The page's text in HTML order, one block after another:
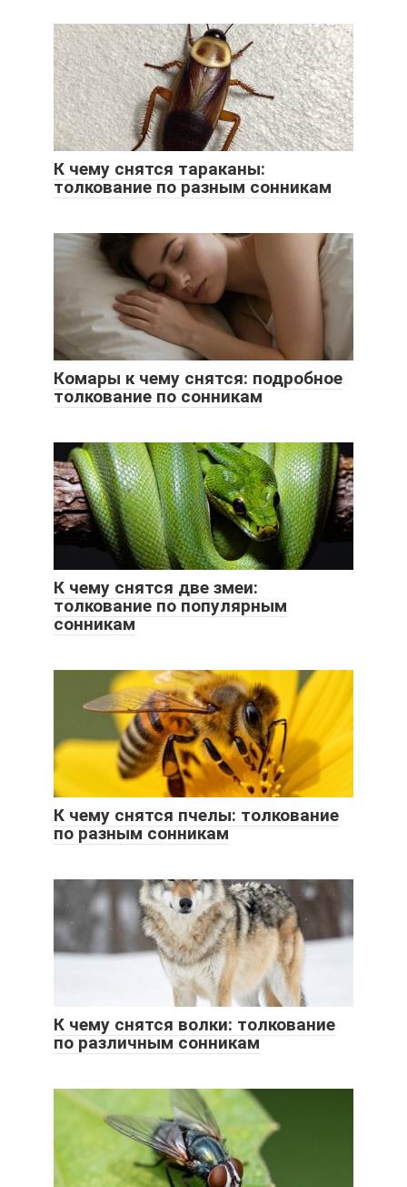
К чему снятся тараканы:
толкование по разным сонникам
Комары к чему снятся: подробное
толкование по сонникам
К чему снятся две змеи:
толкование по популярным
сонникам
К чему снятся пчелы: толкование
по разным сонникам
К чему снятся волки: толкование
по различным сонникам